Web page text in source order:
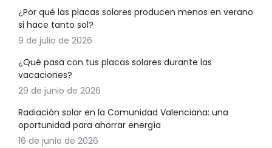
¿Por qué las placas solares producen menos en verano
si hace tanto sol?
9 de julio de 2026
¿Qué pasa con tus placas solares durante las
vacaciones?
29 de junio de 2026
Radiación solar en la Comunidad Valenciana: una
oportunidad para ahorrar energía
16 de junio de 2026